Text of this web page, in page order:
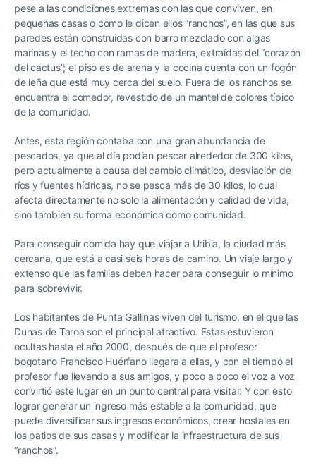
pese a las condiciones extremas con las que conviven, en
pequeñas casas o como le dicen ellos “ranchos”, en las que sus
paredes están construidas con barro mezclado con algas
marinas y el techo con ramas de madera, extraídas del “corazón
del cactus”; el piso es de arena y la cocina cuenta con un fogón
de leña que está muy cerca del suelo. Fuera de los ranchos se
encuentra el comedor, revestido de un mantel de colores típico
de la comunidad.
Antes, esta región contaba con una gran abundancia de
pescados, ya que al día podían pescar alrededor de 300 kilos,
pero actualmente a causa del cambio climático, desviación de
ríos y fuentes hídricas, no se pesca más de 30 kilos, lo cual
afecta directamente no solo la alimentación y calidad de vida,
sino también su forma económica como comunidad.
Para conseguir comida hay que viajar a Uribia, la ciudad más
cercana, que está a casi seis horas de camino. Un viaje largo y
extenso que las familias deben hacer para conseguir lo mínimo
para sobrevivir.
Los habitantes de Punta Gallinas viven del turismo, en el que las
Dunas de Taroa son el principal atractivo. Estas estuvieron
ocultas hasta el año 2000, después de que el profesor
bogotano Francisco Huérfano llegara a ellas, y con el tiempo el
profesor fue llevando a sus amigos, y poco a poco el voz a voz
convirtió este lugar en un punto central para visitar. Y con esto
lograr generar un ingreso más estable a la comunidad, que
puede diversificar sus ingresos económicos, crear hostales en
los patios de sus casas y modificar la infraestructura de sus
“ranchos”.